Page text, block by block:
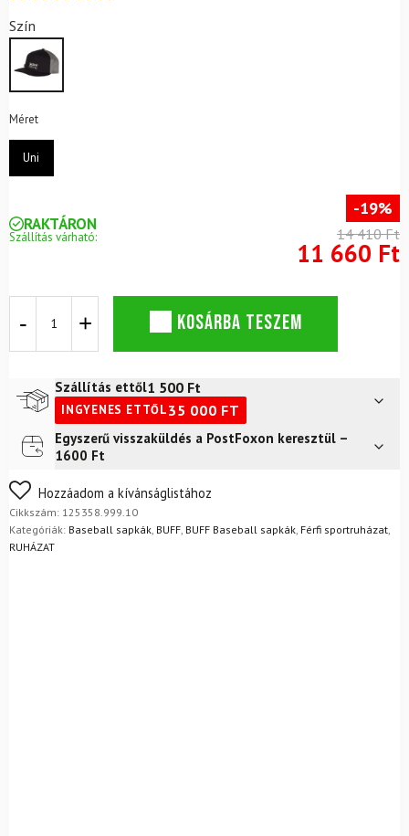
4.79
5-ből,
értékelés
alapján
Szín
Méret
Uni
RAKTÁRON
Szállítás várható:
-19%
14 410 Ft
11 660 Ft
sapka
Solid
Black
mennyiség
KOSÁRBA TESZEM
Szállítás ettől1 500 Ft
INGYENES ETTŐL35 000 FT
Futár a címre2 400
FoxPost
Egyszerű visszaküldés a PostFoxon keresztül –
1600 Ft
Nem biztos a választásában? Semmi gond – a terméket
egyszerűen visszaküldheti 14 napon belül, indoklás nélkül.
Mik a visszaküldés feltételei?
Hozzáadom a kívánságlistához
Cikkszám: 125358.999.10
Kategóriák: Baseball sapkák BUFF BUFF Baseball sapkák Férfi sportruházat
RUHÁZAT